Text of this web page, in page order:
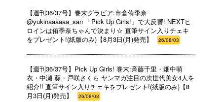
【週刊36/37号】巻末グラビア:市倉侑季奈
@yukinaaaaaa_san 「Pick Up Girls!」で大反響! NEXTヒ
ロインは侑季奈ちゃんで決まり☆ 直筆サイン入りチェキ
をプレゼント!(紙版のみ)【8月3日(月)発売】
26/08/03
【週刊36/37号】Pick Up Girls! 巻末:斉藤千里・畑中萌
衣・中瀬 葵・戸咲さくら ヤンマガ注目の次世代美女4人を
紹介!! 直筆サイン入りチェキをプレゼント!(紙版のみ)【8
月3日(月)発売】
26/08/03